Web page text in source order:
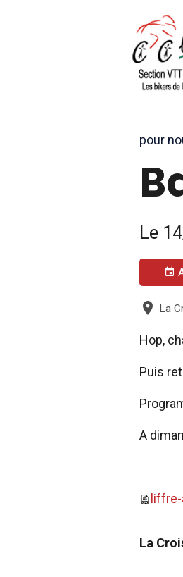
pour
Le
La
Hop,
Puis
A
La